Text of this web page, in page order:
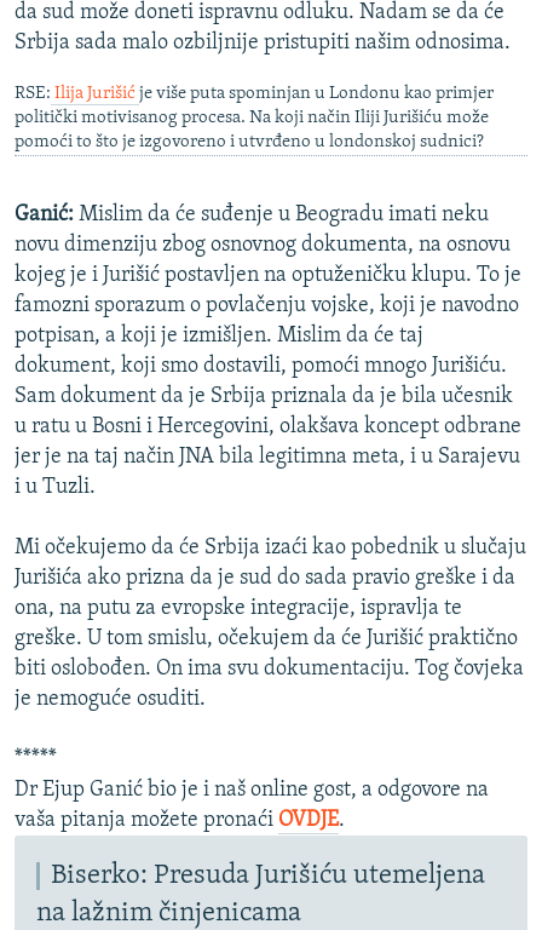
da sud može doneti ispravnu odluku. Nadam se da će
Srbija sada malo ozbiljnije pristupiti našim odnosima.
RSE: Ilija Jurišić je više puta spominjan u Londonu kao primjer
politički motivisanog procesa. Na koji način Iliji Jurišiću može
pomoći to što je izgovoreno i utvrđeno u londonskoj sudnici?
Ganić: Mislim da će suđenje u Beogradu imati neku
novu dimenziju zbog osnovnog dokumenta, na osnovu
kojeg je i Jurišić postavljen na optuženičku klupu. To je
famozni sporazum o povlačenju vojske, koji je navodno
potpisan, a koji je izmišljen. Mislim da će taj
dokument, koji smo dostavili, pomoći mnogo Jurišiću.
Sam dokument da je Srbija priznala da je bila učesnik
u ratu u Bosni i Hercegovini, olakšava koncept odbrane
jer je na taj način JNA bila legitimna meta, i u Sarajevu
i u Tuzli.
Mi očekujemo da će Srbija izaći kao pobednik u slučaju
Jurišića ako prizna da je sud do sada pravio greške i da
ona, na putu za evropske integracije, ispravlja te
greške. U tom smislu, očekujem da će Jurišić praktično
biti oslobođen. On ima svu dokumentaciju. Tog čovjeka
je nemoguće osuditi.
*****
Dr Ejup Ganić bio je i naš online gost, a odgovore na
vaša pitanja možete pronaći OVDJE.
Biserko: Presuda Jurišiću utemeljena
na lažnim činjenicama